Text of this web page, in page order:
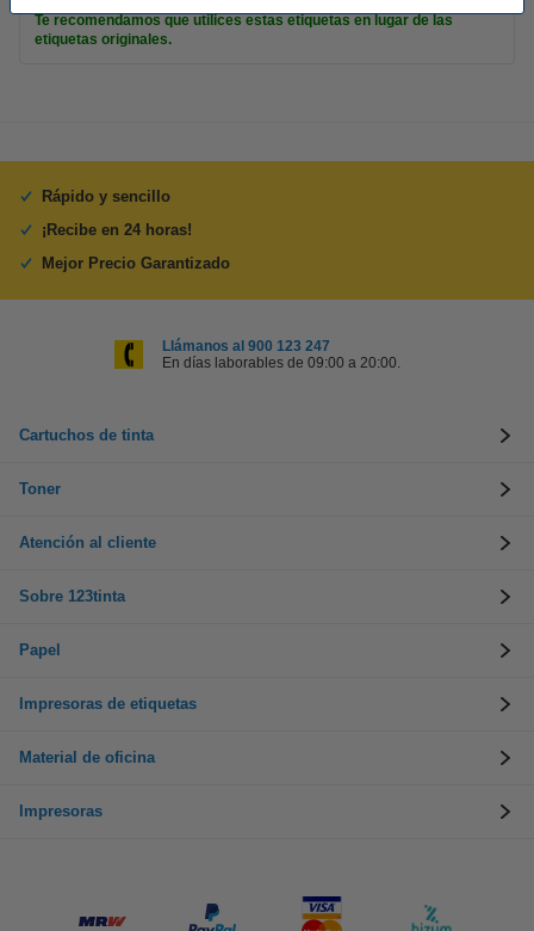
Te recomendamos que utilices estas etiquetas en lugar de las
etiquetas originales.
Rápido y sencillo
¡Recibe en 24 horas!
Mejor Precio Garantizado
Llámanos al 900 123 247
En días laborables de 09:00 a 20:00.
Cartuchos de tinta
Toner
Atención al cliente
Sobre 123tinta
Papel
Impresoras de etiquetas
Material de oficina
Impresoras